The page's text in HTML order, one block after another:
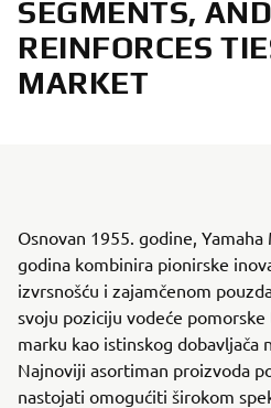
SEGMENTS,
REINFORCES
MARKET
Osnovan 1955. godine,
godina kombinira pionirske
izvrsnošću i zajamčenom
svoju poziciju vodeće
marku kao istinskog dobavljača
Najnoviji asortiman proizvoda
nastojati omogućiti širokom